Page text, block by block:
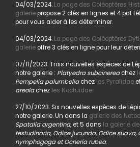
04/03/2024. La page des Coléoptères
galeriepropose 2 clés en lignes et 4 pdf
pour vous aider à les déterminer.
04/03/2024. La page des Coléoptères
galerieoffre 3 clés en ligne pour leur
07/11/2023. Trois nouvelles espèces de
notre galerie : Platyedra subcinereachez
Pempelia palumbellachez les Pyralidae
areolachez les Noctuidae.
27/10/2023. Six nouvelles espèces de
notre galerie. Un dans la galerie des
Spatalia argentina, et 5 dans la galerie
testudinaria, Odice jucunda, Odice suava,
nymphogoga et Ocneria rubea.